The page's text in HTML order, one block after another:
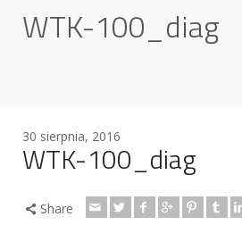
WTK-100_diag
30 sierpnia, 2016
WTK-100_diag
Share